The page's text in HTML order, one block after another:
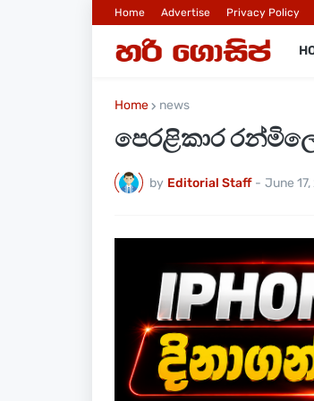
Home Advertise Privacy Policy
Home news
පෙරළිකාර
by Editorial Staff - June